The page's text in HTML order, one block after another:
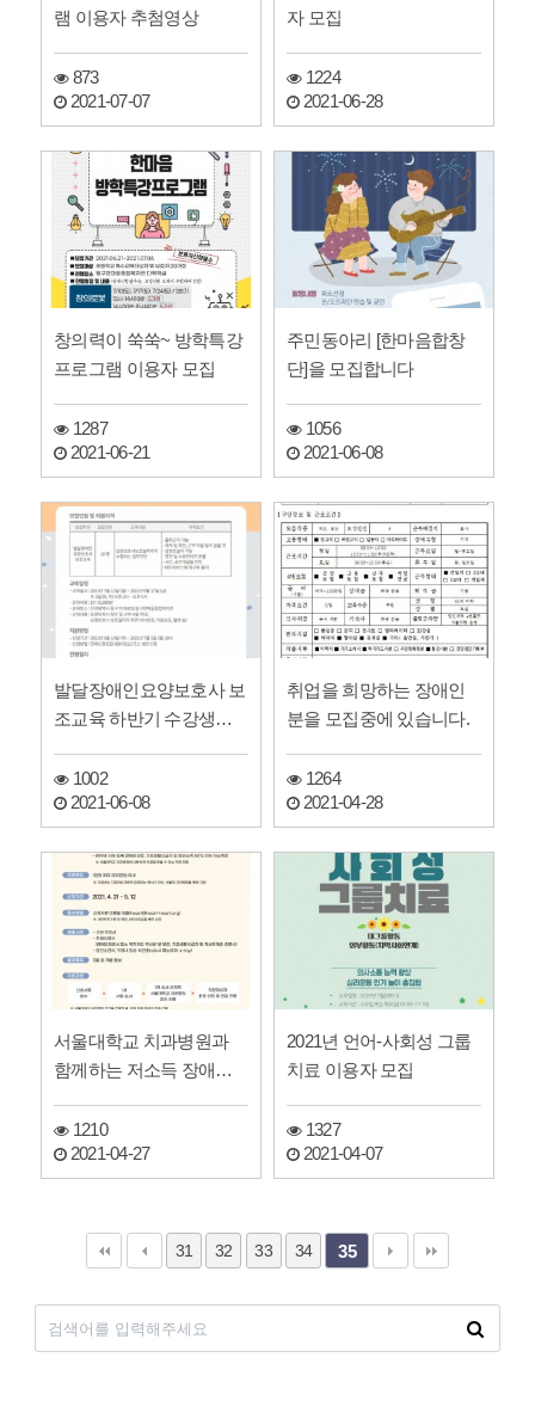
램 이용자 추첨영상
873
2021-07-07
자 모집
1224
2021-06-28
창의력이 쑥쑥~ 방학특강
프로그램 이용자 모집
1287
2021-06-21
주민동아리 [한마음합창
단]을 모집합니다
1056
2021-06-08
발달장애인요양보호사 보
조교육 하반기 수강생을
1002
2021-06-08
취업을 희망하는 장애인
분을 모집중에 있습니다.
1264
2021-04-28
서울대학교 치과병원과
함께하는 저소득 장애인
접수1210
2021-04-27
2021년 언어-사회성 그룹
치료 이용자 모집
1327
2021-04-07
31 32 33 34 35